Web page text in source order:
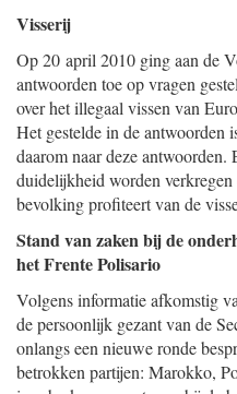
Visserij
Op 20 april 2010 ging aan de
antwoorden toe op vragen
over het illegaal vissen van
Het gestelde in de antwoorden
daarom naar deze antwoorden.
duidelijkheid worden
bevolking profiteert van de
Stand van zaken bij de
het Frente Polisario
Volgens informatie afkomstig
de persoonlijk gezant van de
onlangs een nieuwe ronde
betrokken partijen: Marokko,